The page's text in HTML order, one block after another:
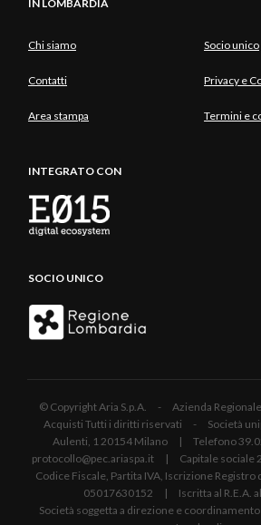
IN LOMBARDIA
Chi siamo Socio unico
Contatti Privacy e
Area stampa Termini e
INTEGRATO CON
SOCIO UNICO
© Copyright Aria S.p.A. - Azienda
Acquisti Tutti i diritti riservati - Società
Aulenti, 1 20154 Milano | Telefono
protocollo@pec.ariaspa.it | Capitale sociale
Codice Fiscale, Partita IVA, Iscrizione
05017630152 | Iscritta al R.E.A. al
Società soggetta a direzione e